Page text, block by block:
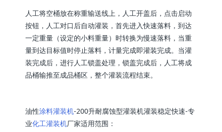
人工将空桶放在称重输送线上，人工开盖后，点击启动
按钮，人工对口后自动灌装，首先进入快速落料，到达
一定重量（设定的小料重量）时转换为慢速落料，当重
量到达目标值时停止落料，计量完成即灌装完成。当灌
装完成后，进行人工锁盖处理，锁盖完成后，人工将成
品桶输推至成品桶区，整个灌装流程结束。
油性涂料灌装机-200升耐腐蚀型灌装机灌装稳定快速-专
业化工灌装机厂家适用范围：